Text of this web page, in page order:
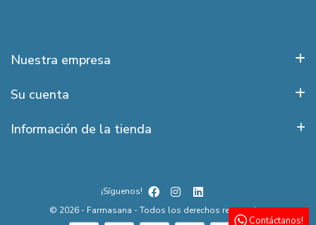
Nuestra empresa
Su cuenta
Información de la tienda
© 2026 - Farmasana - Todos los derechos reservados
¡Síguenos!
Contáctanos!